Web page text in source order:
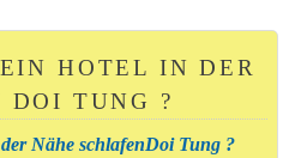
HOTEL IN DER
DOI TUNG ?
Nähe schlafenDoi Tung ?